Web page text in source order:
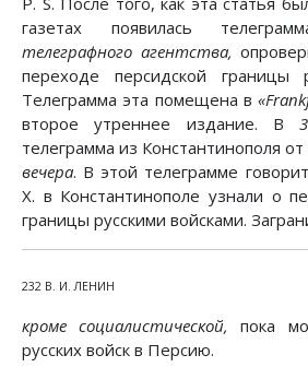
газетах появилась
телеграфного агентства,
переходе персидской границы
Телеграмма эта помещена в
второе утреннее издание. В
телеграмма из Константинополя
вечера. В этой телеграмме
X. в Константинополе узнали о
границы русскими войсками.
232 В. И. ЛЕНИН
кроме социалистической,
пока
русских войск в Персию.